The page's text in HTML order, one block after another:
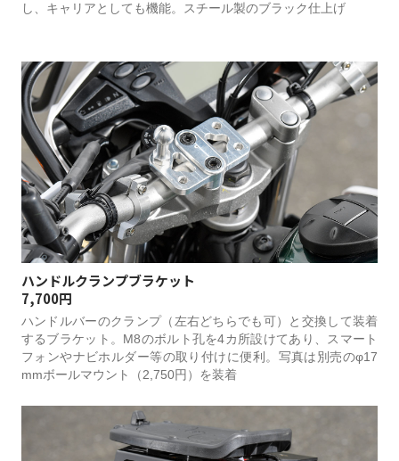
し、キャリアとしても機能。スチール製のブラック仕上げ
ハンドルクランプブラケット
7,700円
ハンドルバーのクランプ（左右どちらでも可）と交換して装着
するブラケット。M8のボルト孔を4カ所設けてあり、スマート
フォンやナビホルダー等の取り付けに便利。写真は別売のφ17
mmボールマウント（2,750円）を装着